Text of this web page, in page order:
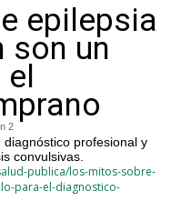
epilepsia
son un
2
profesional y
convulsivas.
publica/los-mitos-sobre-
para-el-diagnostico-